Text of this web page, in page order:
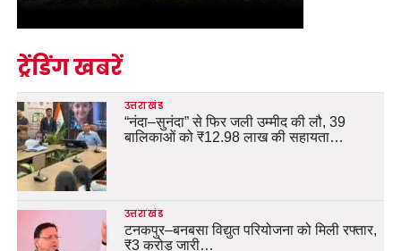
ट्रेंडिंग खबरें
उत्तराखंड
“नंदा–सुनंदा” से फिर जली उम्मीद की लौ, 39
बालिकाओं को ₹12.98 लाख की सहायता…
उत्तराखंड
टनकपुर–बनबसा विद्युत परियोजना को मिली रफ्तार,
₹3 करोड़ जारी…